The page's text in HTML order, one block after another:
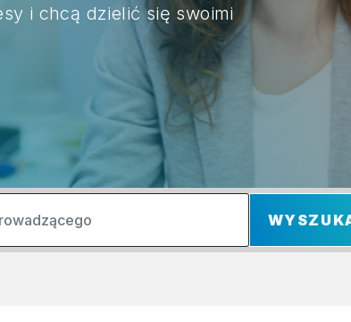
i chcą dzielić się swoimi